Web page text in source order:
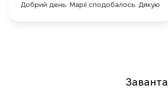
Добрий день. Марії сподобалось. Дякую